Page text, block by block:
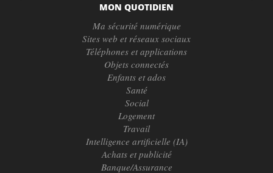
MON QUOTIDIEN
Ma sécurité numérique
Sites web et réseaux sociaux
Téléphones et applications
Objets connectés
Enfants et ados
Santé
Social
Logement
Travail
Intelligence artificielle (IA)
Achats et publicité
Banque/Assurance